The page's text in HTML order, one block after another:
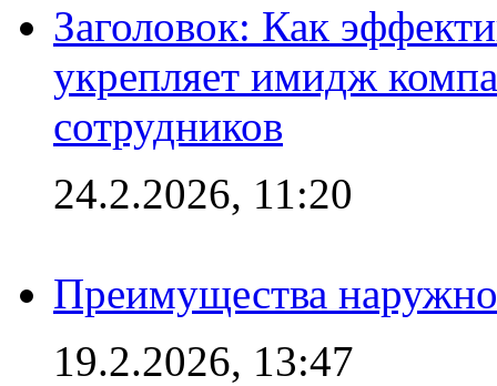
Заголовок: Как
укрепляет имидж
сотрудников
24.2.2026, 11:20
Преимущества
19.2.2026, 13:47